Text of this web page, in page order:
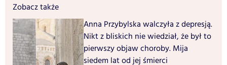
Zobacz także
Anna Przybylska walczyła z depresją.
Nikt z bliskich nie wiedział, że był to
pierwszy objaw choroby. Mija
siedem lat od jej śmierci